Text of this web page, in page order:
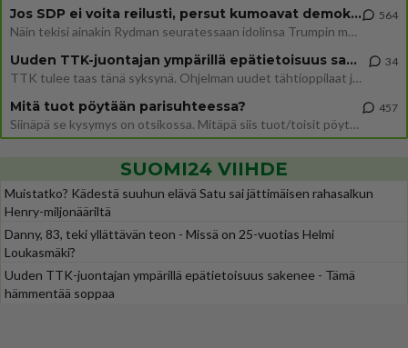
Jos SDP ei voita reilusti, persut kumoavat demokratian Suomesta
Näin tekisi ainakin Rydman seuratessaan idolinsa Trumpin mallia https://www.is.fi/politiikka/art-2000012187244.html
564
Uuden TTK-juontajan ympärillä epätietoisuus sakenee - Nyt MTV hämmentää soppaa
TTK tulee taas tänä syksynä. Ohjelman uudet tähtioppilaat julkistetaan torstaina 6. elokuuta klo 14 alkavassa lehdistö
34
Mitä tuot pöytään parisuhteessa?
Siinäpä se kysymys on otsikossa. Mitäpä siis tuot/toisit pöytään parisuhteessa? Oletko mies vai nainen? Koetko sen mitä
457
SUOMI24 VIIHDE
Muistatko? Kädestä suuhun elävä Satu sai jättimäisen rahasalkun
Henry-miljonääriltä
Danny, 83, teki yllättävän teon - Missä on 25-vuotias Helmi
Loukasmäki?
Uuden TTK-juontajan ympärillä epätietoisuus sakenee - Tämä
hämmentää soppaa